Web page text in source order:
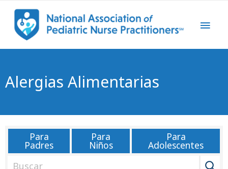
Alergias Alimentarias
Para
Padres
Para
Niños
Para
Adolescentes